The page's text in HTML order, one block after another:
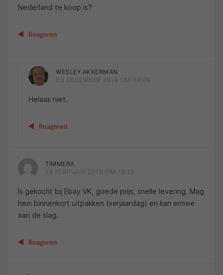
Nederland te koop is?
Reageren
WESLEY AKKERMAN
03 DECEMBER 2018 OM 09:09
Helaas niet.
Reageren
TIMMERA
28 FEBRUARI 2019 OM 18:22
Is gekocht bij Ebay VK, goede prijs, snelle levering. Mag
hem binnenkort uitpakken (verjaardag) en kan ermee
aan de slag.
Reageren